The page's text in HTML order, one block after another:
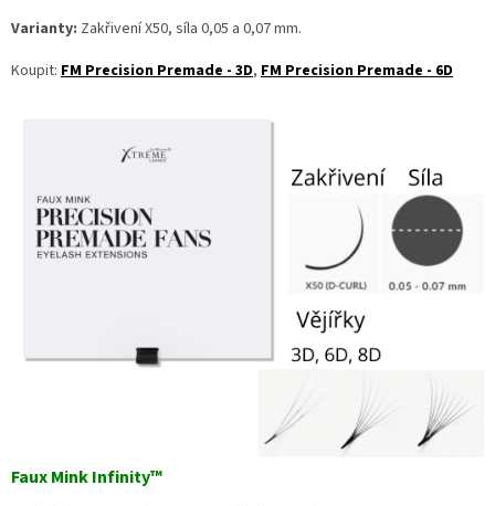
Varianty: Zakřivení X50, síla 0,05 a 0,07 mm.
Koupit: FM Precision Premade - 3D, FM Precision Premade - 6D
Faux Mink Infinity™